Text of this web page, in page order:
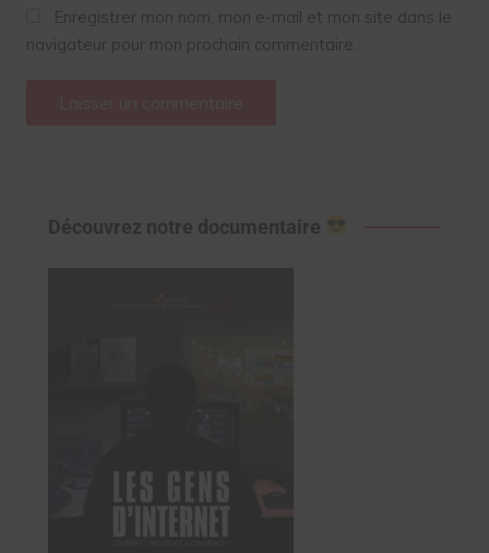
Enregistrer mon nom, mon e-mail et mon site dans le
navigateur pour mon prochain commentaire.
Découvrez notre documentaire